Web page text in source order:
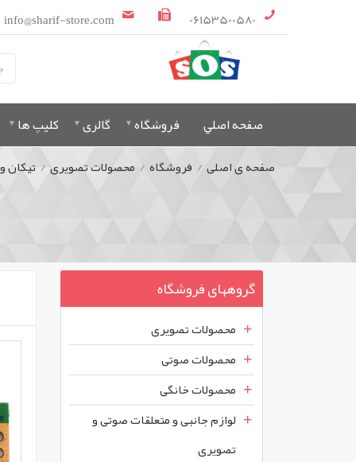
06153500580
info@sharif-store.com
صفحه اصلي فروشگاه گالری کلیپ ها
صفحه ی اصلی / فروشگاه / محصولات تصویری / تیکان
گروههای فروشگاه
محصولات تصویری
محصولات صوتی
محصولات خانگی
لوازم جانبی و متعلقات صوتی و
تصویری